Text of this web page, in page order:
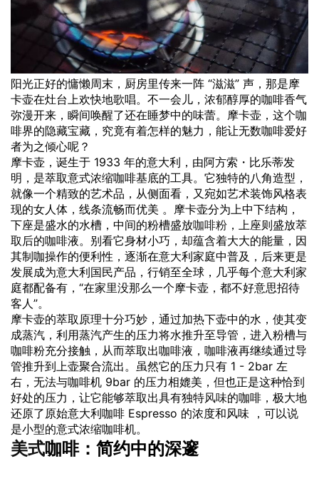
阳光正好的慵懒周末，厨房里传来一阵 “滋滋” 声，那是摩
卡壶在灶台上欢快地歌唱。不一会儿，浓郁醇厚的咖啡香气
弥漫开来，瞬间唤醒了还在睡梦中的味蕾。摩卡壶，这个咖
啡界的隐藏宝藏，究竟有着怎样的魅力，能让无数咖啡爱好
者为之倾心呢？
摩卡壶，诞生于 1933 年的意大利，由阿方索・比乐蒂发
明，是萃取意式浓缩咖啡基底的工具。它独特的八角造型，
就像一个精致的艺术品，从侧面看，又宛如艺术装饰风格表
现的女人体，线条流畅而优美 。摩卡壶分为上中下结构，
下座是盛水的水槽，中间的粉槽盛放咖啡粉 ，上座则盛放萃
取后的咖啡液。别看它身材小巧，却蕴含着大大的能量，因
其制咖操作的便利性，逐渐在意大利家庭中普及，后来更是
发展成为意大利国民产品，行销至全球，几乎每个意大利家
庭都配备有，“在家里没那么一个摩卡壶，都不好意思招待
客人”。
摩卡壶的萃取原理十分巧妙，通过加热下壶中的水，使其变
成蒸汽，利用蒸汽产生的压力将水推升至导管，进入粉槽与
咖啡粉充分接触，从而萃取出咖啡液，咖啡液再继续通过导
管推升到上壶聚合流出。虽然它的压力只有 1 - 2bar 左
右，无法与咖啡机 9bar 的压力相媲美，但也正是这种恰到
好处的压力，让它能够萃取出具有独特风味的咖啡，极大地
还原了原始意大利咖啡 Espresso 的浓度和风味 ，可以说
是小型的意式浓缩咖啡机。
美式咖啡：简约中的深邃